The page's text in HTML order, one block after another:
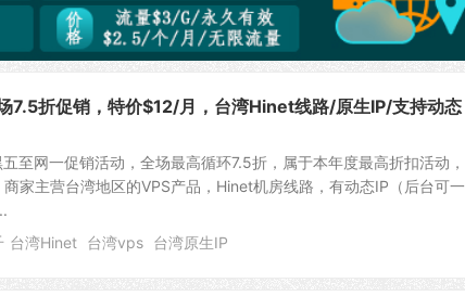
7.5折促销，特价$12/月，台湾Hinet线路/原生IP/支持动态
至网一促销活动，全场最高循环7.5折，属于本年度最高折扣活动，
家主营台湾地区的VPS产品，Hinet机房线路，有动态IP（后台可一
台湾Hinet 台湾vps 台湾原生IP